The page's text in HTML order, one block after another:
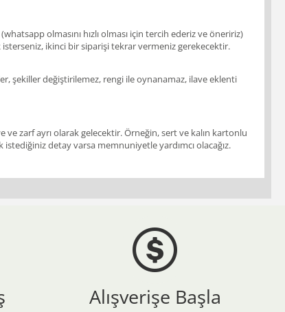
olmasını hızlı olması için tercih ederiz ve öneririz)
isterseniz, ikinci bir siparişi tekrar vermeniz gerekecektir.
şekiller değiştirilemez, rengi ile oynanamaz, ilave eklenti
ve zarf ayrı olarak gelecektir. Örneğin, sert ve kalın kartonlu
detay varsa memnuniyetle yardımcı olacağız.
Alışverişe Başla